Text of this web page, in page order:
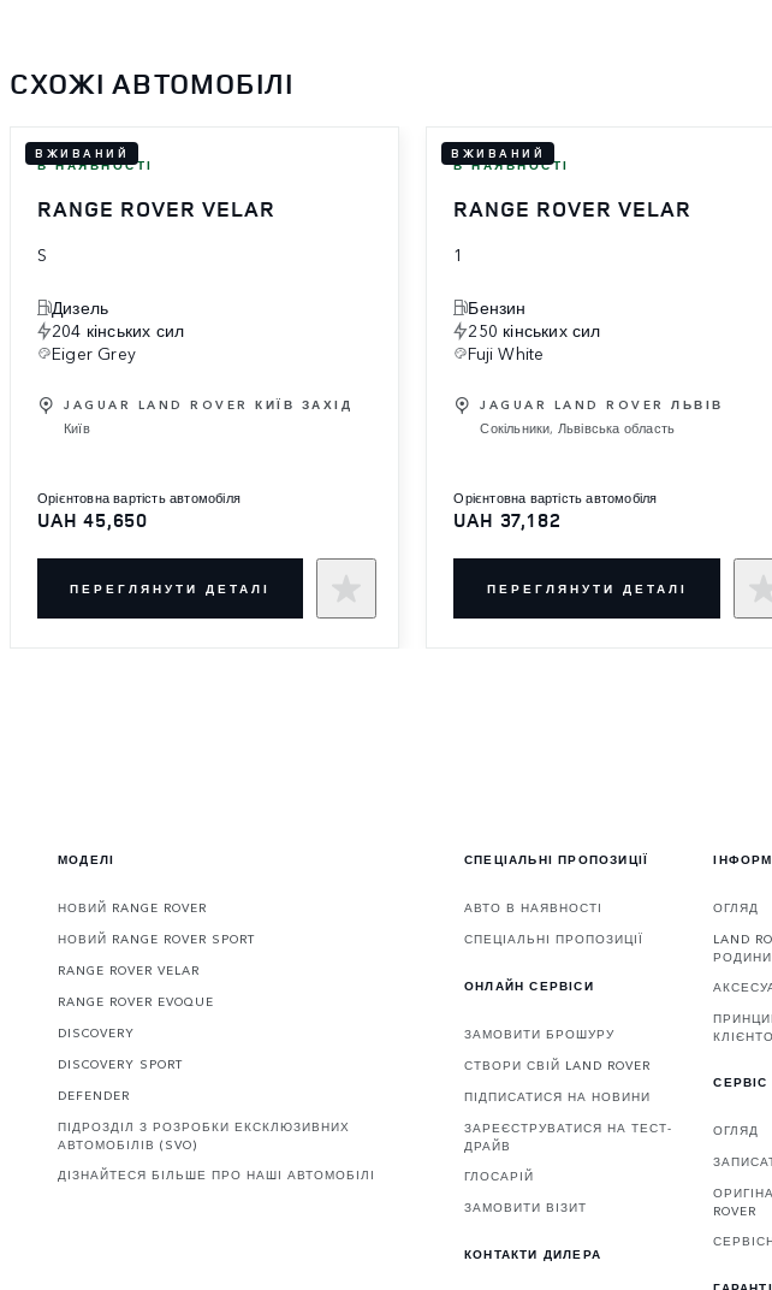
СХОЖІ АВТОМОБІЛІ
ВЖИВАНИЙ
В НАЯВНОСТІ
RANGE ROVER VELAR
S
Дизель
204 кінських сил
Eiger Grey
JAGUAR LAND ROVER КИЇВ ЗАХІД
Київ
орієнтовна вартість автомобіля
UAH 45,650
ПЕРЕГЛЯНУТИ ДЕТАЛІ
ВЖИВАНИЙ
В НАЯВНОСТІ
RANGE ROVER VELAR
1
Бензин
250 кінських сил
Fuji White
JAGUAR LAND ROVER ЛЬВІВ
Сокільники, Львівська область
орієнтовна вартість автомобіля
UAH 37,182
ПЕРЕГЛЯНУТИ ДЕТАЛІ
МОДЕЛІ
НОВИЙ RANGE ROVER
НОВИЙ RANGE ROVER SPORT
RANGE ROVER VELAR
RANGE ROVER EVOQUE
DISCOVERY
DISCOVERY SPORT
DEFENDER
ПІДРОЗДІЛ З РОЗРОБКИ ЕКСКЛЮЗИВНИХ
АВТОМОБІЛІВ (SVO)
ДІЗНАЙТЕСЯ БІЛЬШЕ ПРО НАШІ АВТОМОБІЛІ
СПЕЦІАЛЬНІ ПРОПОЗИЦІЇ
АВТО В НАЯВНОСТІ
СПЕЦІАЛЬНІ ПРОПОЗИЦІЇ
ОНЛАЙН СЕРВІСИ
ЗАМОВИТИ БРОШУРУ
СТВОРИ СВІЙ LAND ROVER
ПІДПИСАТИСЯ НА НОВИНИ
ЗАРЕЄСТРУВАТИСЯ НА ТЕСТ-
ДРАЙВ
ГЛОСАРІЙ
ЗАМОВИТИ ВІЗИТ
КОНТАКТИ ДИЛЕРА
ОГЛЯД
LAND
РОДИНИ
СЕРВІС
ОГЛЯД
ROVER